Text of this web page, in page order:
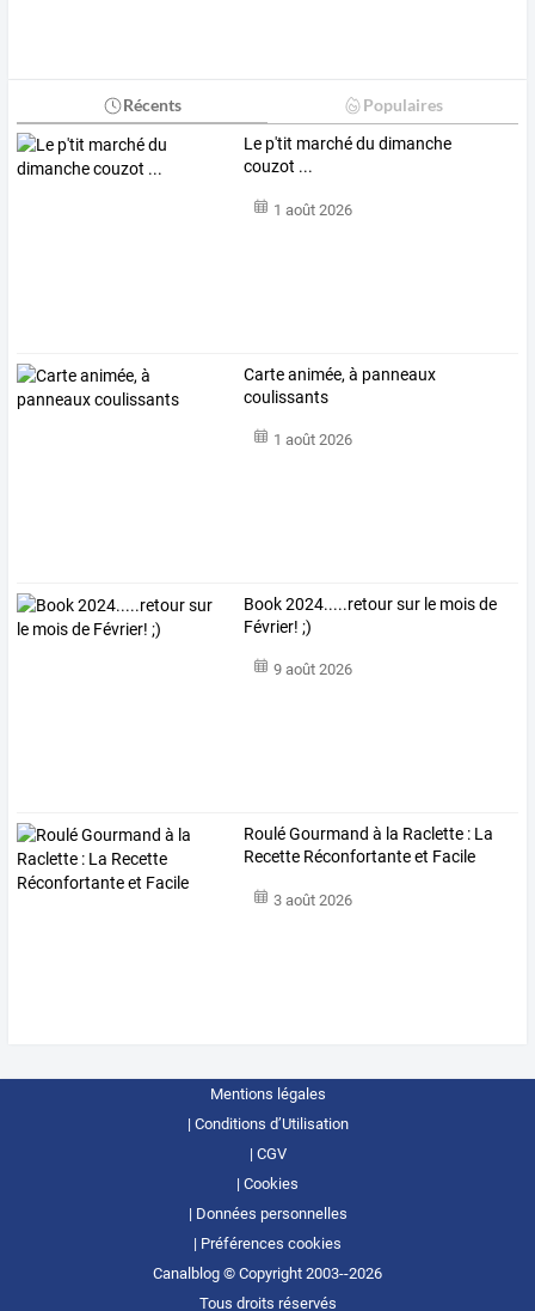
Récents Populaires
Le p'tit marché du dimanche
couzot ...
1 août 2026
Carte animée, à panneaux
coulissants
1 août 2026
Book 2024.....retour sur le mois de
Février! ;)
9 août 2026
Roulé Gourmand à la Raclette : La
Recette Réconfortante et Facile
3 août 2026
Mentions légales
Conditions d’Utilisation
CGV
Cookies
Données personnelles
Préférences cookies
Canalblog © Copyright 2003--2026
Tous droits réservés